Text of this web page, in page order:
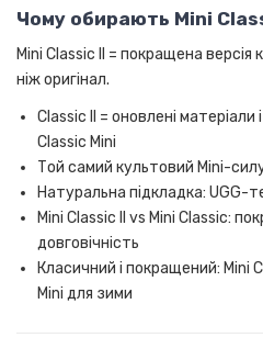
Чому обирають Mini
Mini Classic II = покращена
ніж оригінал.
Classic II = оновлені
Classic Mini
Той самий культовий Mini-
Натуральна підкладка: UGG-
Mini Classic II vs Mini Classic:
довговічність
Класичний і покращений: Mini
Mini для зими